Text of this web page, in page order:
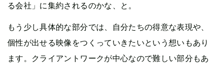
る会社」に集約されるのかな、と。
もう少し具体的な部分では、自分たちの得意な表現や、
個性が出せる映像をつくっていきたいという想いもあり
ます。クライアントワークが中心なので難しい部分もあ